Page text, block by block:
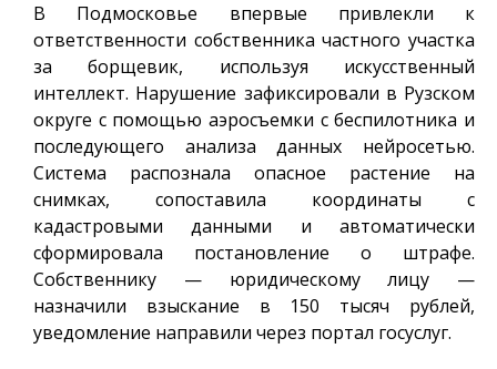
В Подмосковье впервые привлекли к
ответственности собственника частного участка
за борщевик, используя искусственный
интеллект. Нарушение зафиксировали в Рузском
округе с помощью аэросъемки с беспилотника и
последующего анализа данных нейросетью.
Система распознала опасное растение на
снимках, сопоставила координаты с
кадастровыми данными и автоматически
сформировала постановление о штрафе.
Собственнику — юридическому лицу —
назначили взыскание в 150 тысяч рублей,
уведомление направили через портал госуслуг.